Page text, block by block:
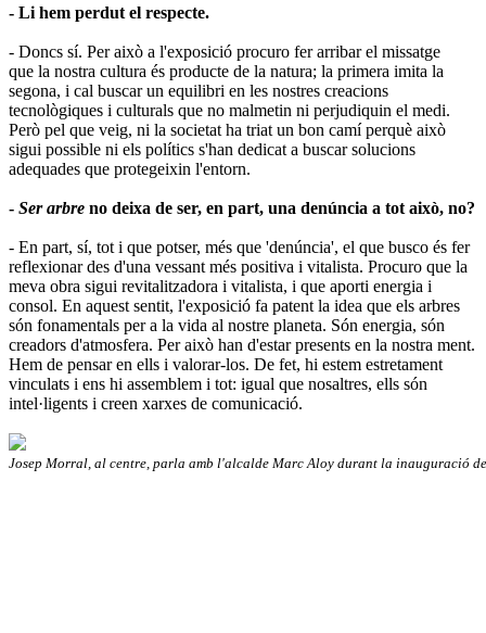
- Li hem perdut el respecte.
- Doncs sí. Per això a l'exposició procuro fer arribar el missatge
que la nostra cultura és producte de la natura; la primera imita la
segona, i cal buscar un equilibri en les nostres creacions
tecnològiques i culturals que no malmetin ni perjudiquin el medi.
Però pel que veig, ni la societat ha triat un bon camí perquè això
sigui possible ni els polítics s'han dedicat a buscar solucions
adequades que protegeixin l'entorn.
- Ser arbre no deixa de ser, en part, una denúncia a tot això, no?
- En part, sí, tot i que potser, més que 'denúncia', el que busco és fer
reflexionar des d'una vessant més positiva i vitalista. Procuro que la
meva obra sigui revitalitzadora i vitalista, i que aporti energia i
consol. En aquest sentit, l'exposició fa patent la idea que els arbres
són fonamentals per a la vida al nostre planeta. Són energia, són
creadors d'atmosfera. Per això han d'estar presents en la nostra ment.
Hem de pensar en ells i valorar-los. De fet, hi estem estretament
vinculats i ens hi assemblem i tot: igual que nosaltres, ells són
intel·ligents i creen xarxes de comunicació.
Josep Morral, al centre, parla amb l'alcalde Marc Aloy durant la inauguració